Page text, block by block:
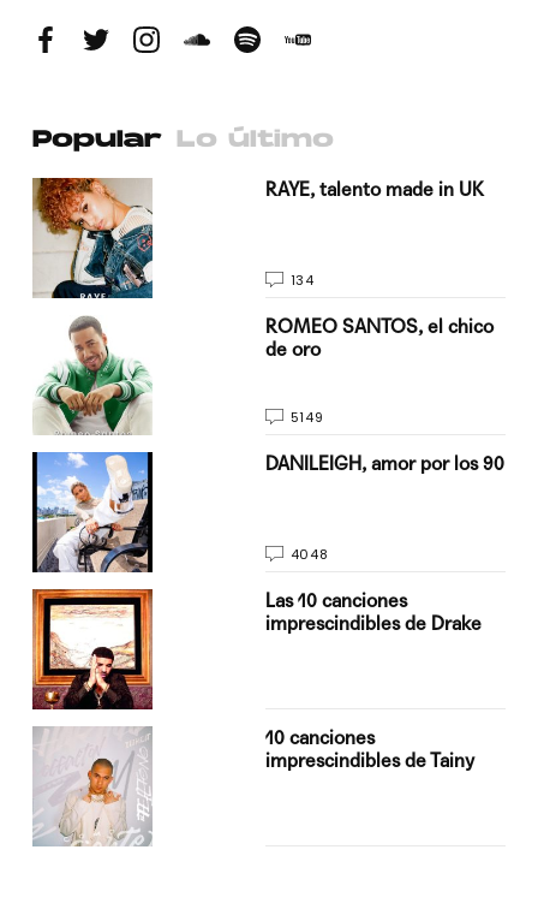
Popular Lo último
RAYE, talento made in UK
134
ROMEO SANTOS, el chico
de oro
5149
DANILEIGH, amor por los 90
4048
Las 10 canciones
imprescindibles de Drake
10 canciones
imprescindibles de Tainy